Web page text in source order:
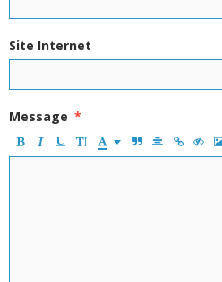
Site Internet
Message